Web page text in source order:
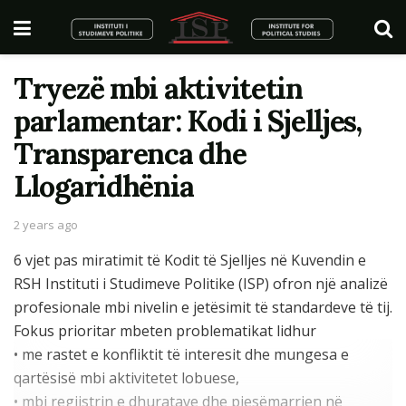
Tryezë mbi aktivitetin
parlamentar: Kodi i Sjelljes,
Transparenca dhe
Llogaridhënia
2 years ago
6 vjet pas miratimit të Kodit të Sjelljes në Kuvendin e
RSH Instituti i Studimeve Politike (ISP) ofron një analizë
profesionale mbi nivelin e jetësimit të standardeve të tij.
Fokus prioritar mbeten problematikat lidhur
• me rastet e konfliktit të interesit dhe mungesa e
qartësisë mbi aktivitetet lobuese,
• mbi regjistrin e dhuratave dhe pjesëmarrjen në